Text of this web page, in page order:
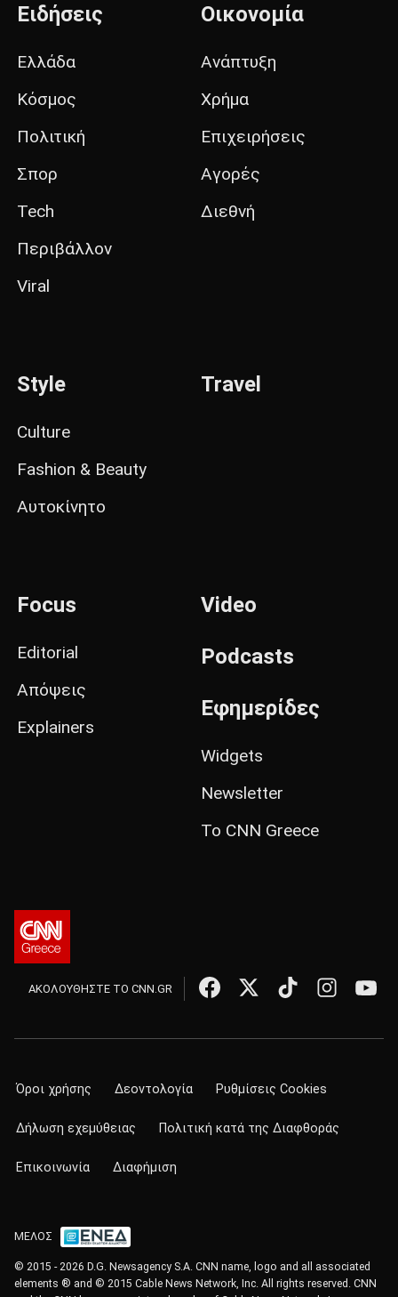
Ειδήσεις
Ελλάδα
Κόσμος
Πολιτική
Σπορ
Tech
Περιβάλλον
Viral
Οικονομία
Ανάπτυξη
Χρήμα
Επιχειρήσεις
Αγορές
Διεθνή
Style
Culture
Fashion & Beauty
Αυτοκίνητο
Travel
Focus
Editorial
Απόψεις
Explainers
Video
Podcasts
Εφημερίδες
Widgets
Newsletter
Το CNN Greece
ΑΚΟΛΟΥΘΗΣΤΕ ΤΟ CNN.GR
Όροι χρήσης Δεοντολογία Ρυθμίσεις Cookies
Δήλωση εχεμύθειας Πολιτική κατά της Διαφθοράς
Επικοινωνία Διαφήμιση
ΜΕΛΟΣ
© 2015 - 2026 D.G. Newsagency S.A. CNN name, logo and all associated
elements ® and © 2015 Cable News Network, Inc. All rights reserved. CNN